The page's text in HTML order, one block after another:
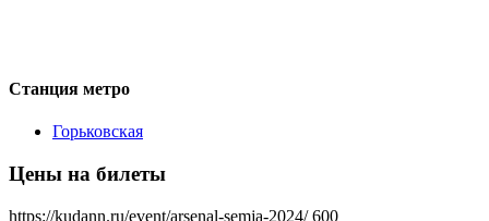
Станция метро
Горьковская
Цены на билеты
https://kudann.ru/event/arsenal-semja-2024/ 600